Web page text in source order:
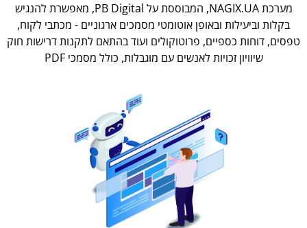
מערכת NAGIX.UA, המבוססת על PB Digital, מאפשרת להנגיש
בקלות וביעילות ובאופן אוטומטי מסמכים ארגוניים - מכתבי לקוח,
טפסים, דוחות כספיים, פרוטוקולים ועוד בהתאם לתקנות דרישות חוק
שיוויון זכויות לאנשים עם מוגבלות, כולל מסמכי PDF